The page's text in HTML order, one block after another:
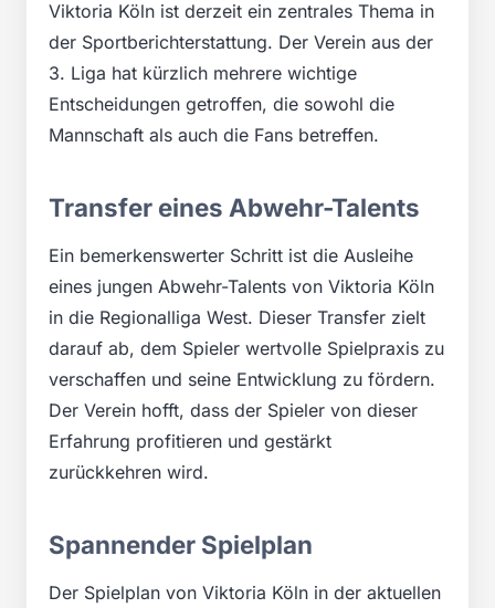
Viktoria Köln ist derzeit ein zentrales Thema in
der Sportberichterstattung. Der Verein aus der
3. Liga hat kürzlich mehrere wichtige
Entscheidungen getroffen, die sowohl die
Mannschaft als auch die Fans betreffen.
Transfer eines Abwehr-Talents
Ein bemerkenswerter Schritt ist die Ausleihe
eines jungen Abwehr-Talents von Viktoria Köln
in die Regionalliga West. Dieser Transfer zielt
darauf ab, dem Spieler wertvolle Spielpraxis zu
verschaffen und seine Entwicklung zu fördern.
Der Verein hofft, dass der Spieler von dieser
Erfahrung profitieren und gestärkt
zurückkehren wird.
Spannender Spielplan
Der Spielplan von Viktoria Köln in der aktuellen